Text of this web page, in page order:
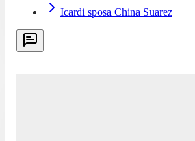
Icardi sposa China Suarez